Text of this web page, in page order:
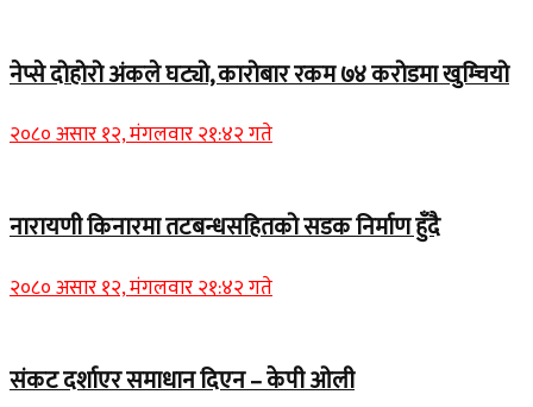
नेप्से दोहोरो अंकले घट्यो, कारोबार रकम ७४ करोडमा खुम्चियो
२०८० असार १२, मंगलवार २१:४२ गते
नारायणी किनारमा तटबन्धसहितको सडक निर्माण हुँदै
२०८० असार १२, मंगलवार २१:४२ गते
संकट दर्शाएर समाधान दिएन – केपी ओली